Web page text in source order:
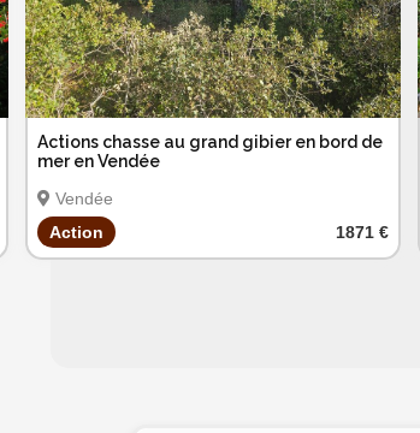
Actions chasse au grand gibier en bord de
mer en Vendée
Vendée
Action
1871 €